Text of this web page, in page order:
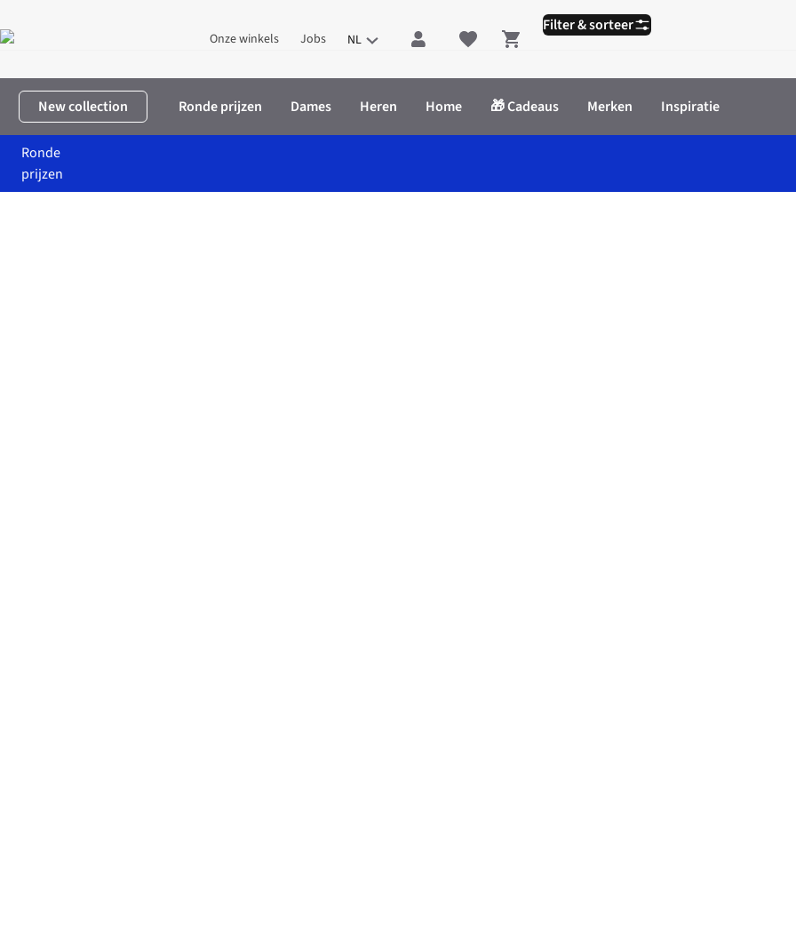
Onze winkels Jobs NL Shopping cart
New collection Ronde prijzen Dames Heren Home 🎁 Cadeaus Merken Inspiratie
Ronde
prijzen
Filter & sorteer